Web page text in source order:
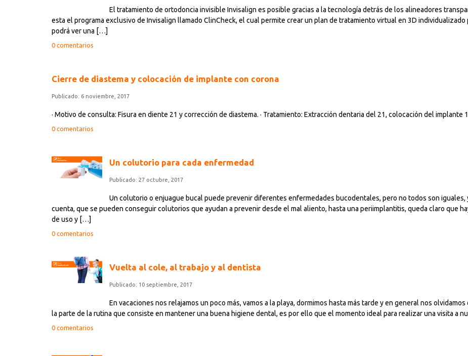
El tratamiento de ortodoncia invisible Invisalign es posible gracias a la tecnología detrás de los alineadores
esta el programa exclusivo de Invisalign llamado ClinCheck, el cual permite crear un plan de tratamiento virtual en 3D
podrá ver una […]
0 comentarios
Cierre de diastema y colocación de implante con corona
Publicado: 6 noviembre, 2017
· Motivo de consulta: Fisura en diente 21 y corrección de diastema. · Tratamiento: Extracción dentaria del 21, colocación del implante
0 comentarios
Un colutorio para cada enfermedad
Publicado: 27 octubre, 2017
Un colutorio o enjuague bucal puede prevenir diferentes enfermedades bucodentales, pero no todos son iguales,
cuenta, que se pueden conseguir colutorios que ayudan a prevenir desde el mal aliento, hasta una periimplantitis, queda claro que
de uso y […]
0 comentarios
Vuelta al cole, al trabajo y al dentista
Publicado: 10 septiembre, 2017
En vacaciones nos relajamos un poco más, vamos a la playa, dormimos hasta más tarde y en general nos
la parte de la rutina que consiste en mantener una buena higiene dental, es por ello que el momento ideal para realizar una visita a
0 comentarios